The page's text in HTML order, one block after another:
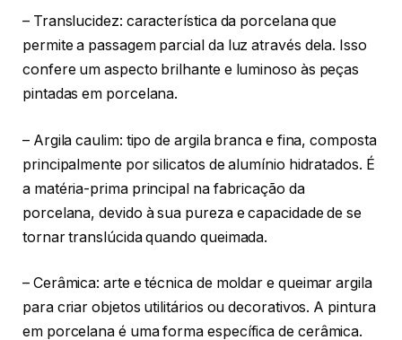
– Translucidez: característica da porcelana que
permite a passagem parcial da luz através dela. Isso
confere um aspecto brilhante e luminoso às peças
pintadas em porcelana.
– Argila caulim: tipo de argila branca e fina, composta
principalmente por silicatos de alumínio hidratados. É
a matéria-prima principal na fabricação da
porcelana, devido à sua pureza e capacidade de se
tornar translúcida quando queimada.
– Cerâmica: arte e técnica de moldar e queimar argila
para criar objetos utilitários ou decorativos. A pintura
em porcelana é uma forma específica de cerâmica.